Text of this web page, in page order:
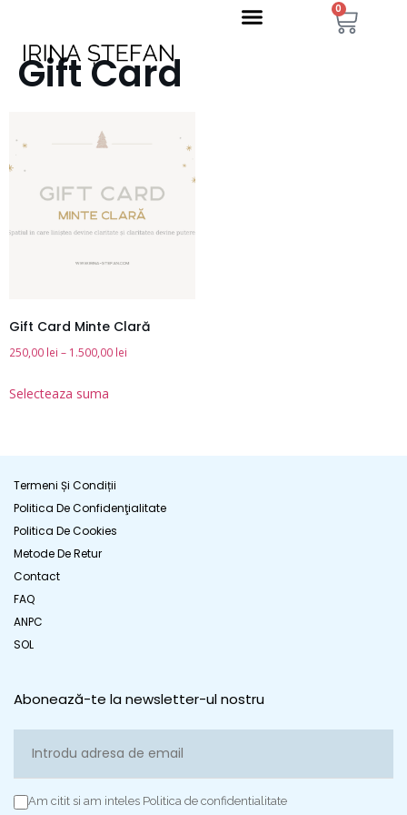
0
Gift Card
Gift Card Minte Clară
250,00 lei – 1.500,00 lei
Selecteaza suma
Termeni Și Condiții
Politica De Confidenţialitate
Politica De Cookies
Metode De Retur
Contact
FAQ
ANPC
SOL
Abonează-te la newsletter-ul nostru
Am citit si am inteles Politica de confidentialitate